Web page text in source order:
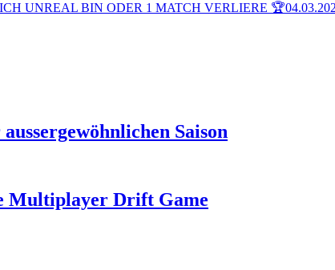
UNREAL BIN ODER 1 MATCH VERLIERE 🏆
Saison
Multiplayer Drift Game